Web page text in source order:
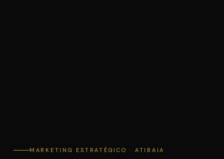
MARKETING ESTRATÉGICO · ATIBAIA